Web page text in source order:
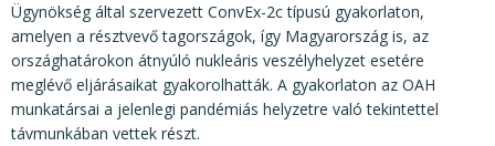
Ügynökség által szervezett ConvEx-2c típusú gyakorlaton,
amelyen a résztvevő tagországok, így Magyarország is, az
országhatárokon átnyúló nukleáris veszélyhelyzet esetére
meglévő eljárásaikat gyakorolhatták. A gyakorlaton az OAH
munkatársai a jelenlegi pandémiás helyzetre való tekintettel
távmunkában vettek részt.